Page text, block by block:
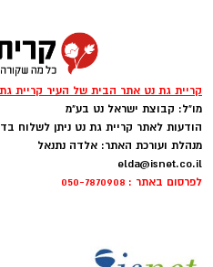
במהלך הפעילות יכירו
הייחודי של אזור שפך נחל
החיים והצמחים
האקולוגית המקומית.
הימי "מגלים" של אקואושן,
חי של חוף סלעי בישראל
קריית גת נט אתר הבית של העיר קריית גת
מו"ל: קבוצת ישראל נט בע"מ
הודעות לאתר קריית גת נט ניתן לשלוח
מנהלת ועורכת האתר: אלדה נתנאל
elda@isnet.co.il
לפרסום באתר : 050-7870908